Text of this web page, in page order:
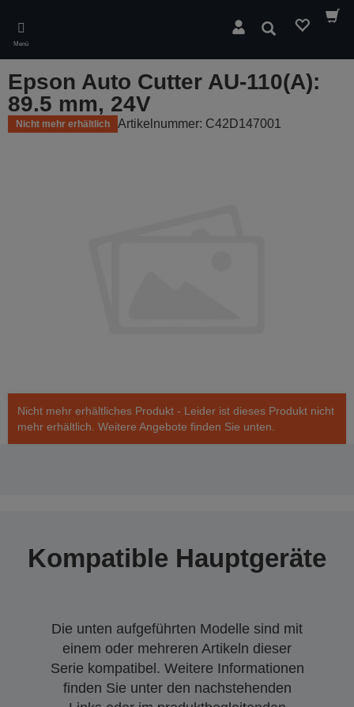
main
content
Menü
Suchen
Epson Auto Cutter AU-110(A):
89.5 mm, 24V
Nicht mehr erhältlich Artikelnummer: C42D147001
Nicht mehr erhältliches Produkt - Leider ist dieses Produkt nicht
mehr erhältlich. Weitere Angebote finden Sie unten.
Kompatible Hauptgeräte
Die unten aufgeführten Modelle sind mit
einem oder mehreren Artikeln dieser
Serie kompatibel. Weitere Informationen
finden Sie unter den nachstehenden